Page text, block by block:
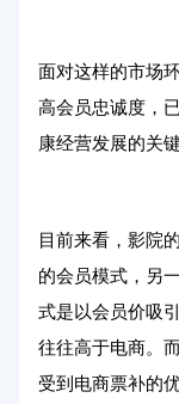
面对这样的市场
高会员忠诚度，
康经营发展的关键
目前来看，影院
的会员模式，另
式是以会员价吸
往往高于电商。
受到电商票补的